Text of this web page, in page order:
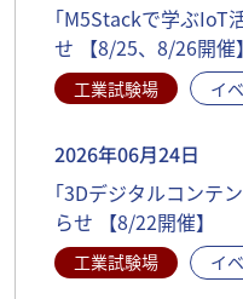
｢M5Stackで学ぶIoT
せ 【8/25、8/26開催】
工業試験場 イ
2026年06月24日
｢3Dデジタルコンテ
らせ 【8/22開催】
工業試験場 イ